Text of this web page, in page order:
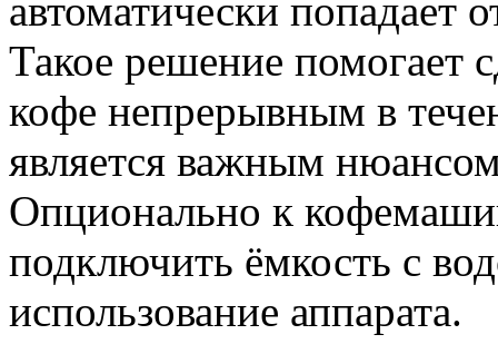
автоматически
Такое решение помогает
кофе непрерывным в
является важным
Опционально к
подключить ёмкость с
использование аппарата.